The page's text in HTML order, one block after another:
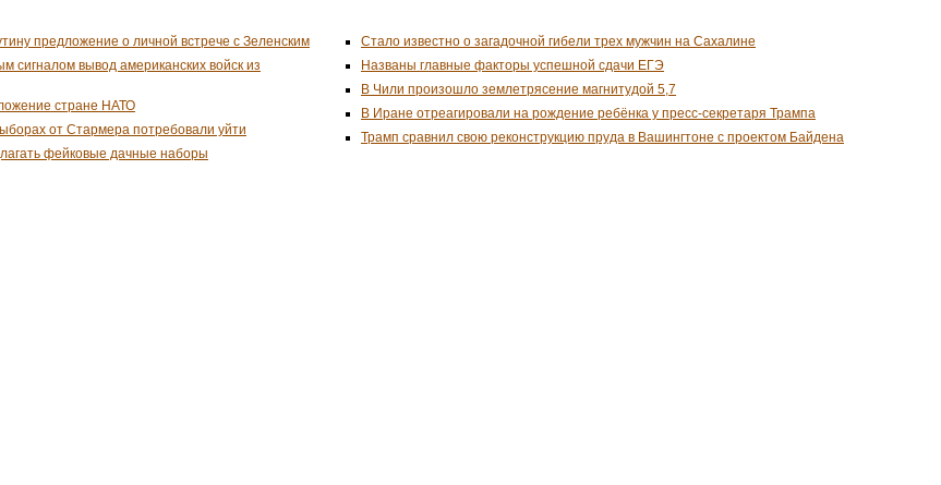
предложение о личной встрече с Зеленским
сигналом вывод американских войск из
стране НАТО
от Стармера потребовали уйти
фейковые дачные наборы
Стало известно о загадочной гибели трех мужчин на Сахалине
Названы главные факторы успешной сдачи ЕГЭ
В Чили произошло землетрясение магнитудой 5,7
В Иране отреагировали на рождение ребёнка у пресс-секретаря Трампа
Трамп сравнил свою реконструкцию пруда в Вашингтоне с проектом Байдена